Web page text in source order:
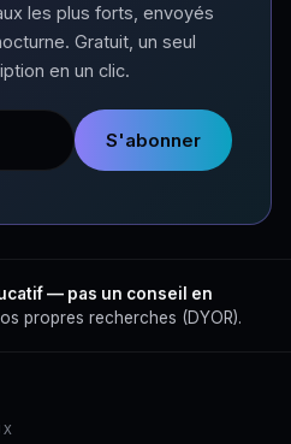
les plus forts, envoyés
Gratuit, un seul
en un clic.
S'abonner
— pas un conseil en
propres recherches (DYOR).